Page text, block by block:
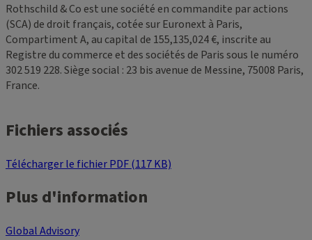
Rothschild & Co est une société en commandite par actions
(SCA) de droit français, cotée sur Euronext à Paris,
Compartiment A, au capital de 155,135,024 €, inscrite au
Registre du commerce et des sociétés de Paris sous le numéro
302 519 228. Siège social : 23 bis avenue de Messine, 75008 Paris,
France.
Fichiers associés
Télécharger le fichier PDF (117 KB)
Plus d'information
Global Advisory